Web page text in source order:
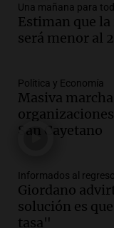
Audio.El
Jorge
Vargas en
Audio.El
las nuevas
todos
Audio.
del
conviene
Una mañana para
Estiman que
será menor al
Política y Economía
Masiva
San Cayetano
Informados al regreso
Giordano
solución es
tasa"